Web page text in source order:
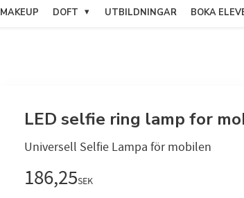
MAKEUP DOFT UTBILDNINGAR BOKA
LED selfie ring lamp for
Universell Selfie Lampa för mobilen
186,25SEK